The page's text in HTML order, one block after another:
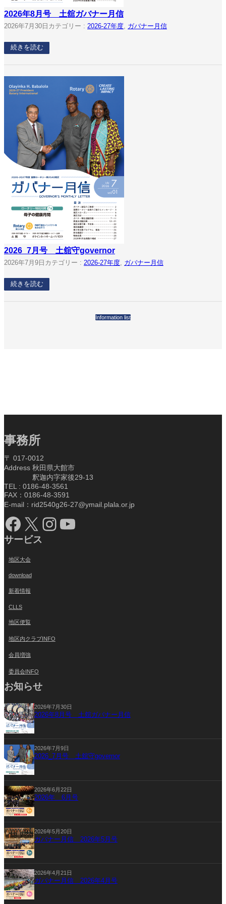
2026年8月号 土舘ガバナー月信
2026年7月30日 カテゴリー : 2026-27年度, ガバナー月信
続きを読む
2026_7月号 土舘守governor
2026年7月9日 カテゴリー : 2026-27年度, ガバナー月信
続きを読む
Information list
事務所
〒 017-0012
Address 秋田県大館市
釈迦内字家後29-13
TEL : 0186-48-3561
FAX：0186-48-3591
E-mail：rid2540g26-27@ymail.plala.or.jp
Facebook X Instagram YouTube
サービス
地区大会
download
新着情報
CLLS
地区便覧
地区内クラブINFO
会員増強
委員会INFO
お知らせ
2026年7月30日
2026年8月号 土舘ガバナー月信
2026年7月9日
2026_7月号 土舘守governor
2026年6月22日
2026年 6月号
2026年5月20日
ガバナー月信 2026年5月号
2026年4月21日
ガバナー月信 2026年4月号